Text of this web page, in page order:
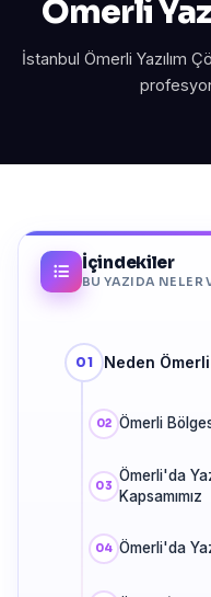
Ömerli
İstanbul Ömerli Yazılım
İçindekiler
BU YAZIDA NELER
Neden
Ömerli
Ömerli'da
Kapsamımız
Ömerli'da